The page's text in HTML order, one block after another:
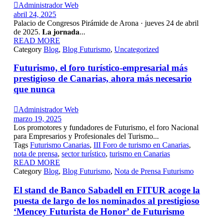
Administrador Web
abril 24, 2025
Palacio de Congresos Pirámide de Arona · jueves 24 de abril
de 2025. 𝐋𝐚 𝐣𝐨𝐫𝐧𝐚𝐝𝐚...
READ MORE
Category Blog, Blog Futurismo, Uncategorized
Futurismo, el foro turístico-empresarial más
prestigioso de Canarias, ahora más necesario
que nunca
Administrador Web
marzo 19, 2025
Los promotores y fundadores de Futurismo, el foro Nacional
para Empresarios y Profesionales del Turismo...
Tags Futurismo Canarias, III Foro de turismo en Canarias,
nota de prensa, sector turístico, turismo en Canarias
READ MORE
Category Blog, Blog Futurismo, Nota de Prensa Futurismo
El stand de Banco Sabadell en FITUR acoge la
puesta de largo de los nominados al prestigioso
‘Mencey Futurista de Honor’ de Futurismo